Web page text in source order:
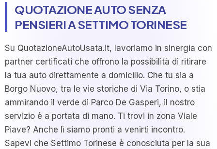
QUOTAZIONE AUTO SENZA
PENSIERI A SETTIMO TORINESE
Su QuotazioneAutoUsata.it, lavoriamo in sinergia con
partner certificati che offrono la possibilità di ritirare
la tua auto direttamente a domicilio. Che tu sia a
Borgo Nuovo, tra le vie storiche di Via Torino, o stia
ammirando il verde di Parco De Gasperi, il nostro
servizio è a portata di mano. Ti trovi in zona Viale
Piave? Anche lì siamo pronti a venirti incontro.
Sapevi che Settimo Torinese è conosciuta per la sua